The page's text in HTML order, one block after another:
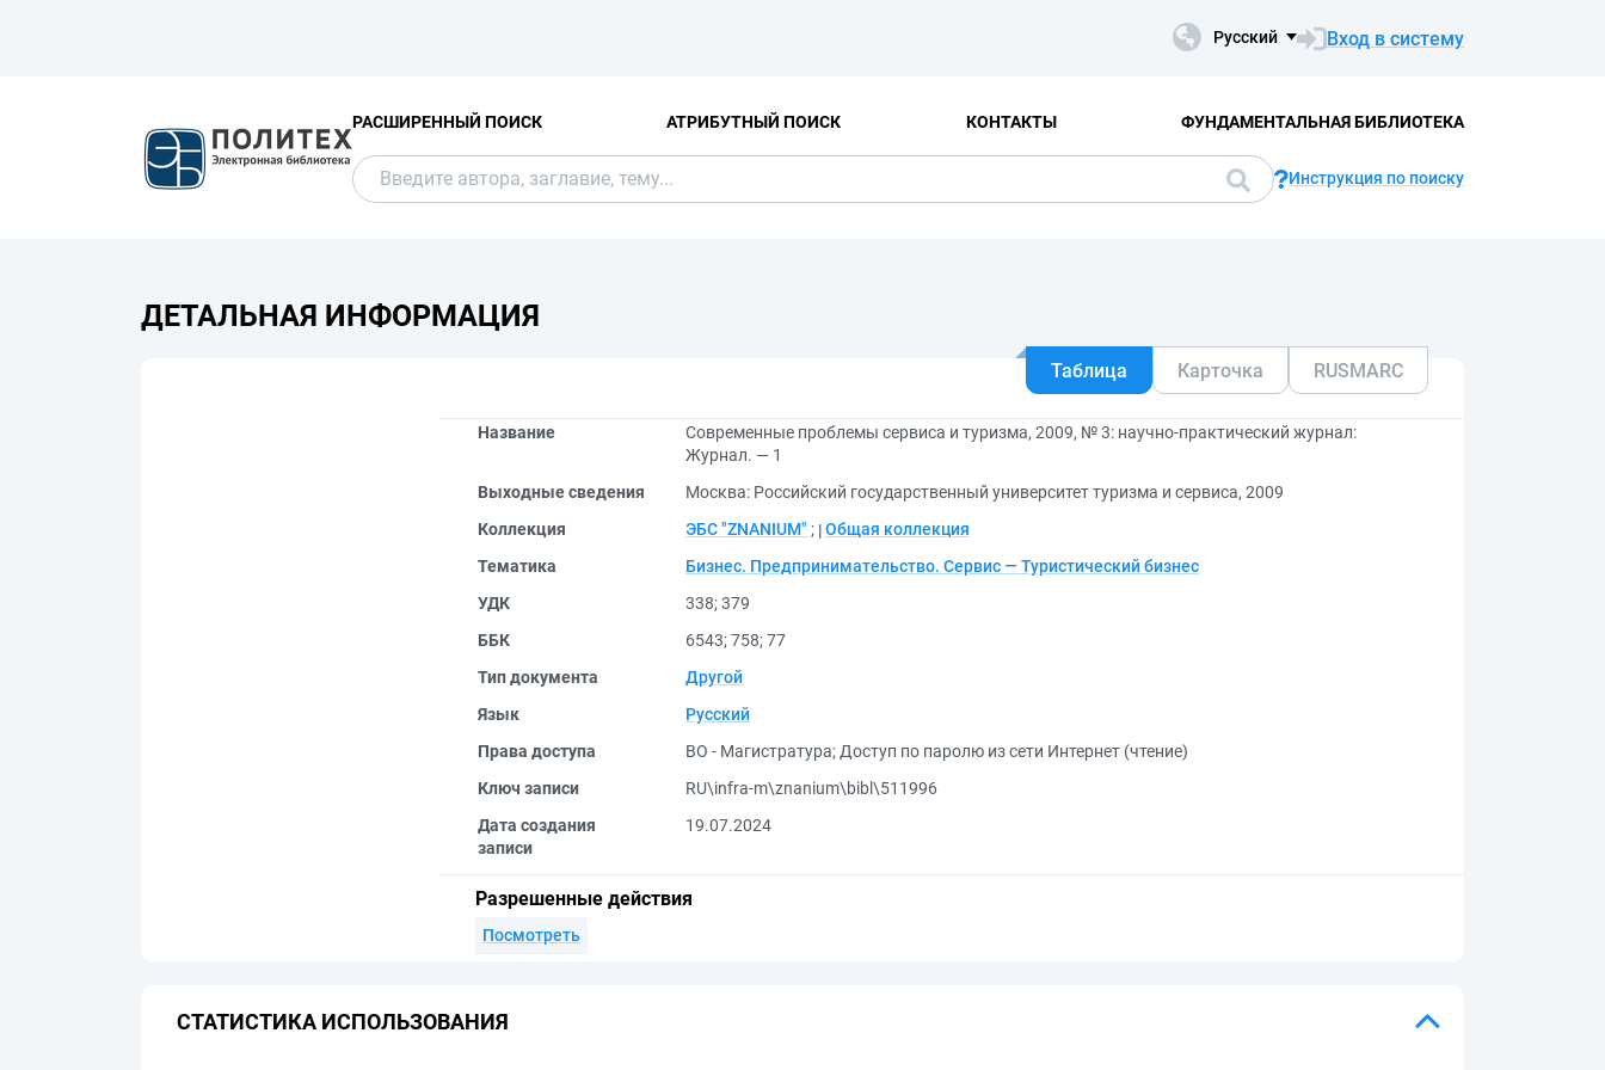
Русский Вход в систему
РАСШИРЕННЫЙ ПОИСК АТРИБУТНЫЙ ПОИСК КОНТАКТЫ ФУНДАМЕНТАЛЬНАЯ БИБЛИОТЕКА
Инструкция по поиску
ДЕТАЛЬНАЯ ИНФОРМАЦИЯ
Таблица Карточка RUSMARC
Название
Современные проблемы сервиса и туризма, 2009, № 3: научно-практический журнал:
Журнал. — 1
Выходные сведения
Москва: Российский государственный университет туризма и сервиса, 2009
Коллекция
ЭБС "ZNANIUM" ; Общая коллекция
Тематика
Бизнес. Предпринимательство. Сервис — Туристический бизнес
УДК
338;379
ББК
6543;758;77
Тип документа
Другой
Язык
Русский
Права доступа
ВО - Магистратура; Доступ по паролю из сети Интернет (чтение)
Ключ записи
RU\infra-m\znanium\bibl\511996
Дата создания
записи
19.07.2024
Разрешенные действия
Посмотреть
СТАТИСТИКА ИСПОЛЬЗОВАНИЯ